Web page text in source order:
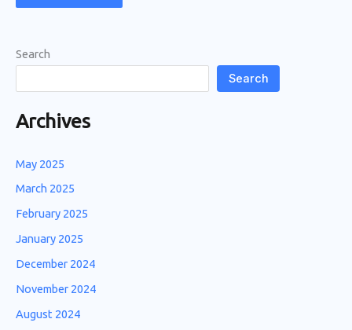
Search
Search
Archives
May 2025
March 2025
February 2025
January 2025
December 2024
November 2024
August 2024